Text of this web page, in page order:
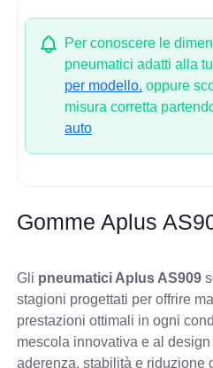
Per conoscere le
pneumatici adatti alla
per modello. oppure
misura corretta
auto
Gomme Aplus
Gli pneumatici Aplus AS909
stagioni progettati per offrire
prestazioni ottimali in ogni
mescola innovativa e al
aderenza, stabilità e riduzione